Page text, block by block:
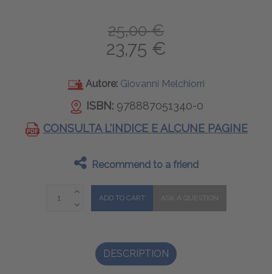
25,00 €
23,75 €
Autore: Giovanni Melchiorri
ISBN: 978887051340-0
CONSULTA L'INDICE E ALCUNE PAGINE
Recommend to a friend
DESCRIPTION